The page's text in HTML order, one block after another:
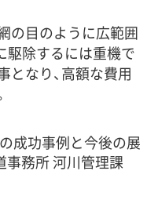
の目のように広範囲
駆除するには重機で
となり、高額な費用
成功事例と今後の展
事務所 河川管理課